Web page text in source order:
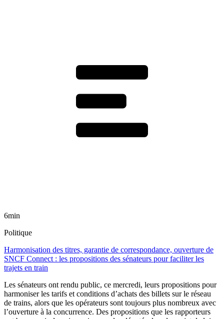
6min
Politique
Harmonisation des titres, garantie de correspondance, ouverture de
SNCF Connect : les propositions des sénateurs pour faciliter les
trajets en train
Les sénateurs ont rendu public, ce mercredi, leurs propositions pour
harmoniser les tarifs et conditions d’achats des billets sur le réseau
de trains, alors que les opérateurs sont toujours plus nombreux avec
l’ouverture à la concurrence. Des propositions que les rapporteurs